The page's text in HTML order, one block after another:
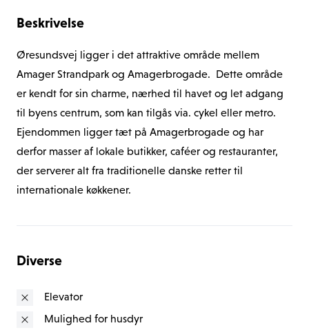
Beskrivelse
Øresundsvej ligger i det attraktive område mellem
Amager Strandpark og Amagerbrogade.  Dette område
er kendt for sin charme, nærhed til havet og let adgang
til byens centrum, som kan tilgås via. cykel eller metro.
Ejendommen ligger tæt på Amagerbrogade og har
derfor masser af lokale butikker, caféer og restauranter,
der serverer alt fra traditionelle danske retter til
internationale køkkener.
Strandpark. Dette gør det let for beboere at nyde
forbundet med offentlig transport, herunder metro og
grønne områder, parker og rekreativ udfoldelse, der
Diverse
Elevator
Mulighed for husdyr